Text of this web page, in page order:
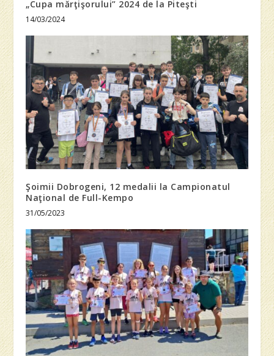
„Cupa mărţişorului” 2024 de la Piteşti
14/03/2024
Şoimii Dobrogeni, 12 medalii la Campionatul
Naţional de Full-Kempo
31/05/2023